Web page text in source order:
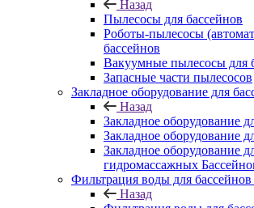
Назад
Пылесосы для бассейнов
Роботы-пылесосы
бассейнов
Вакуумные пылесосы для
Запасные части пылесосов
Закладное оборудование для
Назад
Закладное оборудование
Закладное оборудование
Закладное оборудование
гидромассажных
Фильтрация воды для бассейнов
Назад